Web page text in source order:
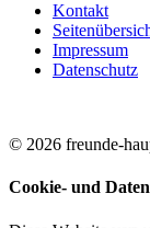
Kontakt
Impressum
Datenschutz
© 2026 freunde-
Cookie- und